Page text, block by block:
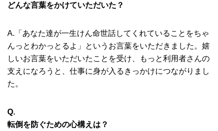
どんな言葉をかけていただいた？
A.「あなた達が一生けん命世話してくれていることをちゃ
んっとわかっとるよ」というお言葉をいただきました。嬉
しいお言葉をいただいたことを受け、もっと利用者さんの
支えになろうと、仕事に身が入るきっかけにつながりまし
た。
Q.
転倒を防ぐための心構えは？